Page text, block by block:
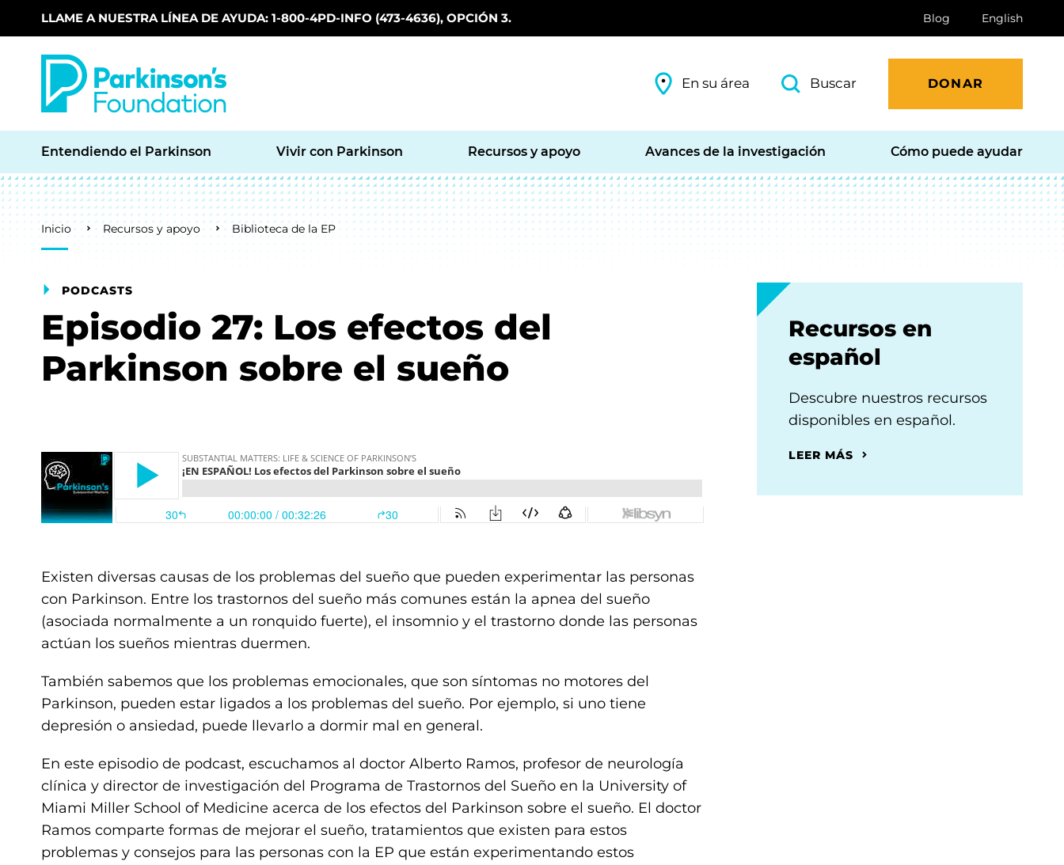
Skip to main content
LLAME A NUESTRA LÍNEA DE AYUDA: 1-800-4PD-INFO (473-4636), OPCIÓN 3. Blog English
En su área Buscar DONAR
Entendiendo el Parkinson Vivir con Parkinson Recursos y apoyo Avances de la investigación Cómo puede ayudar
Breadcrumb
Inicio Recursos y apoyo Biblioteca de la EP
PODCASTS
Episodio 27: Los efectos del
Parkinson sobre el sueño
Existen diversas causas de los problemas del sueño que pueden experimentar las personas
con Parkinson. Entre los trastornos del sueño más comunes están la apnea del sueño
(asociada normalmente a un ronquido fuerte), el insomnio y el trastorno donde las personas
actúan los sueños mientras duermen.
También sabemos que los problemas emocionales, que son síntomas no motores del
Parkinson, pueden estar ligados a los problemas del sueño. Por ejemplo, si uno tiene
depresión o ansiedad, puede llevarlo a dormir mal en general.
En este episodio de podcast, escuchamos al doctor Alberto Ramos, profesor de neurología
clínica y director de investigación del Programa de Trastornos del Sueño en la University of
Miami Miller School of Medicine acerca de los efectos del Parkinson sobre el sueño. El doctor
Ramos comparte formas de mejorar el sueño, tratamientos que existen para estos
problemas y consejos para las personas con la EP que están experimentando estos
Recursos en
español
Descubre nuestros recursos
disponibles en español.
LEER MÁS